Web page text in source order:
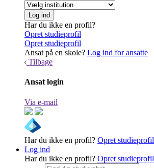
Har du ikke en profil?
Opret studieprofil
Opret studieprofil
Ansat på en skole? Log ind for ansatte
Tilbage
Ansat login
Via e-mail
Har du ikke en profil? Opret studieprofil
Log ind
Har du ikke en profil? Opret studieprofil